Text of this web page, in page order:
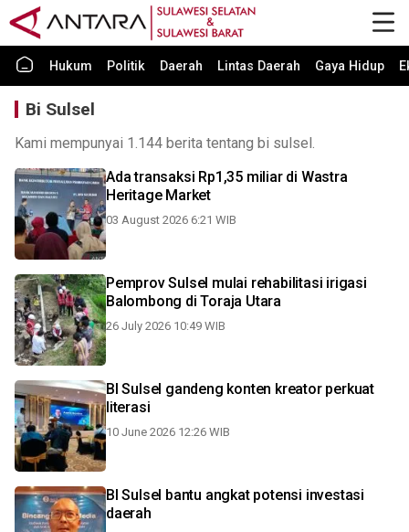
Hukum Politik Daerah Lintas Daerah Gaya Hidup
Bi Sulsel
Kami mempunyai 1.144 berita tentang bi sulsel.
Ada transaksi Rp1,35 miliar di Wastra
Heritage Market
03 August 2026 6:21 WIB
Pemprov Sulsel mulai rehabilitasi irigasi
Balombong di Toraja Utara
26 July 2026 10:49 WIB
BI Sulsel gandeng konten kreator perkuat
literasi
10 June 2026 12:26 WIB
BI Sulsel bantu angkat potensi investasi
daerah